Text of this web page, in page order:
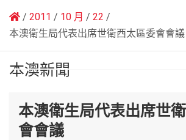
2011 10 月
22
本澳衛生局代表出席世衛西太區委會會議
本澳新聞
本澳衛生局代表出席世
會會議